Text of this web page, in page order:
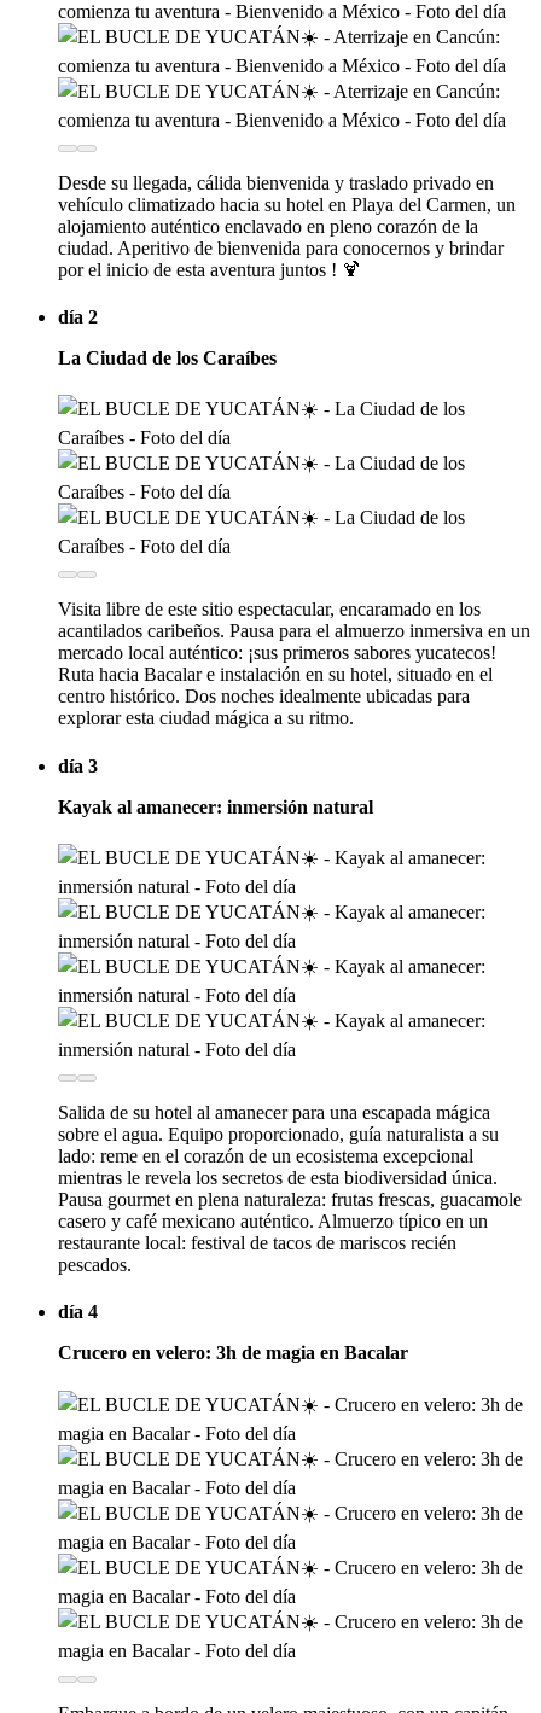
Desde su llegada, cálida bienvenida y traslado privado en
vehículo climatizado hacia su hotel en Playa del Carmen, un
alojamiento auténtico enclavado en pleno corazón de la
ciudad. Aperitivo de bienvenida para conocernos y brindar
por el inicio de esta aventura juntos ! 🍹
día 2
La Ciudad de los Caraíbes
Visita libre de este sitio espectacular, encaramado en los
acantilados caribeños. Pausa para el almuerzo inmersiva en un
mercado local auténtico: ¡sus primeros sabores yucatecos!
Ruta hacia Bacalar e instalación en su hotel, situado en el
centro histórico. Dos noches idealmente ubicadas para
explorar esta ciudad mágica a su ritmo.
día 3
Kayak al amanecer: inmersión natural
Salida de su hotel al amanecer para una escapada mágica
sobre el agua. Equipo proporcionado, guía naturalista a su
lado: reme en el corazón de un ecosistema excepcional
mientras le revela los secretos de esta biodiversidad única.
Pausa gourmet en plena naturaleza: frutas frescas, guacamole
casero y café mexicano auténtico. Almuerzo típico en un
restaurante local: festival de tacos de mariscos recién
pescados.
día 4
Crucero en velero: 3h de magia en Bacalar